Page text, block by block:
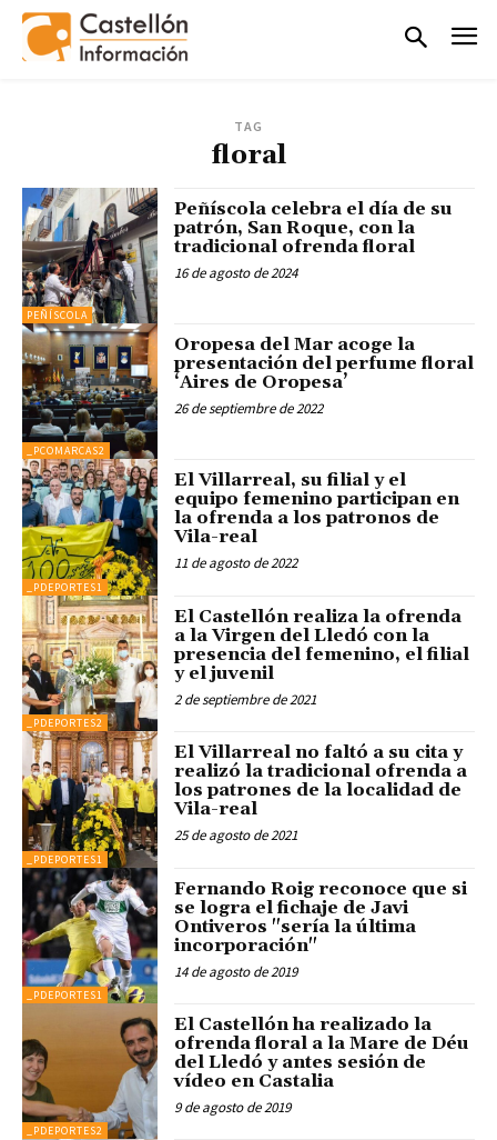
TAG
floral
PEÑÍSCOLA
Peñíscola celebra el día de su
patrón, San Roque, con la
tradicional ofrenda floral
16 de agosto de 2024
_PCOMARCAS2
Oropesa del Mar acoge la
presentación del perfume floral
‘Aires de Oropesa’
26 de septiembre de 2022
_PDEPORTES1
El Villarreal, su filial y el
equipo femenino participan en
la ofrenda a los patronos de
Vila-real
11 de agosto de 2022
_PDEPORTES2
El Castellón realiza la ofrenda
a la Virgen del Lledó con la
presencia del femenino, el filial
y el juvenil
2 de septiembre de 2021
_PDEPORTES1
El Villarreal no faltó a su cita y
realizó la tradicional ofrenda a
los patrones de la localidad de
Vila-real
25 de agosto de 2021
_PDEPORTES1
Fernando Roig reconoce que si
se logra el fichaje de Javi
Ontiveros "sería la última
incorporación"
14 de agosto de 2019
_PDEPORTES2
El Castellón ha realizado la
ofrenda floral a la Mare de Déu
del Lledó y antes sesión de
vídeo en Castalia
9 de agosto de 2019